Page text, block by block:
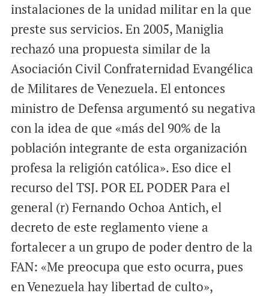
instalaciones de la unidad militar en la que
preste sus servicios. En 2005, Maniglia
rechazó una propuesta similar de la
Asociación Civil Confraternidad Evangélica
de Militares de Venezuela. El entonces
ministro de Defensa argumentó su negativa
con la idea de que «más del 90% de la
población integrante de esta organización
profesa la religión católica». Eso dice el
recurso del TSJ. POR EL PODER Para el
general (r) Fernando Ochoa Antich, el
decreto de este reglamento viene a
fortalecer a un grupo de poder dentro de la
FAN: «Me preocupa que esto ocurra, pues
en Venezuela hay libertad de culto»,